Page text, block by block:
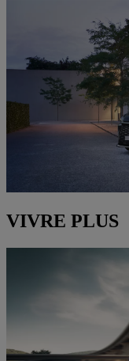
VIVRE PLUS